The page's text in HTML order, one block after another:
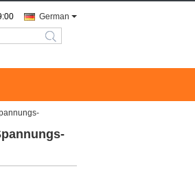
German
search